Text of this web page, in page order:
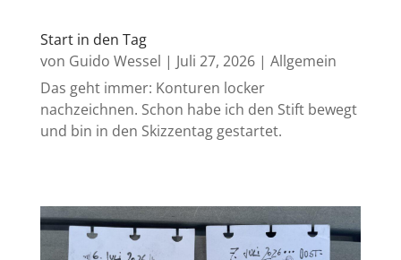
Start in den Tag
von Guido Wessel | Juli 27, 2026| Allgemein
Das geht immer: Konturen locker
nachzeichnen. Schon habe ich den Stift bewegt
und bin in den Skizzentag gestartet.